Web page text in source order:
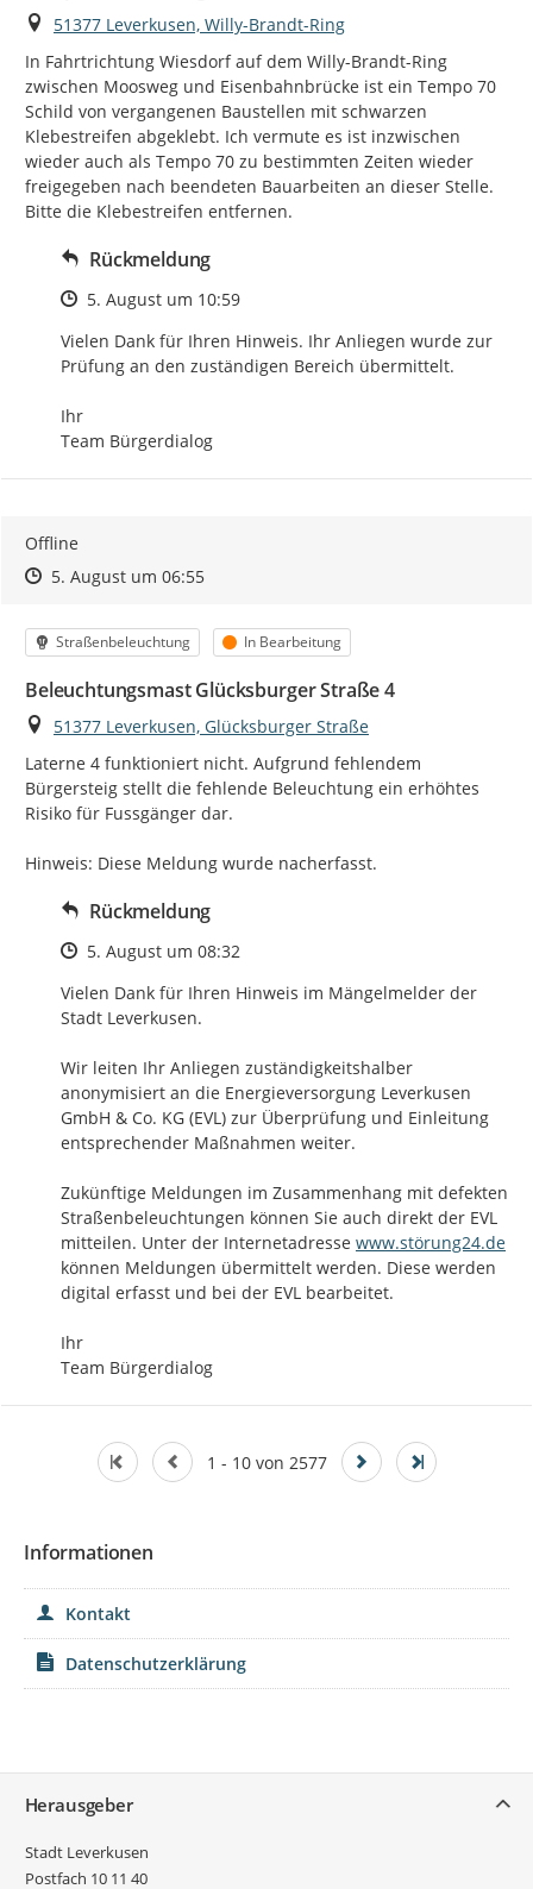
Ort
51377 Leverkusen, Willy-Brandt-Ring
In Fahrtrichtung Wiesdorf auf dem Willy-Brandt-Ring
zwischen Moosweg und Eisenbahnbrücke ist ein Tempo 70
Schild von vergangenen Baustellen mit schwarzen
Klebestreifen abgeklebt. Ich vermute es ist inzwischen
wieder auch als Tempo 70 zu bestimmten Zeiten wieder
freigegeben nach beendeten Bauarbeiten an dieser Stelle.
Bitte die Klebestreifen entfernen.
Rückmeldung
Zeitpunkt des Erstellens
5. August um 10:59
Vielen Dank für Ihren Hinweis. Ihr Anliegen wurde zur
Prüfung an den zuständigen Bereich übermittelt.
Ihr
Team Bürgerdialog
Offline
Zeitpunkt des Erstellens
Zeitpunkt des Erstellens
5. August um 06:55Zur Äußerung
Kategorie
Straßenbeleuchtung Status
In Bearbeitung
Beleuchtungsmast Glücksburger Straße 4
Ort
51377 Leverkusen, Glücksburger Straße
Laterne 4 funktioniert nicht. Aufgrund fehlendem
Bürgersteig stellt die fehlende Beleuchtung ein erhöhtes
Risiko für Fussgänger dar.
Hinweis: Diese Meldung wurde nacherfasst.
Rückmeldung
Zeitpunkt des Erstellens
5. August um 08:32
Vielen Dank für Ihren Hinweis im Mängelmelder der
Stadt Leverkusen.
Wir leiten Ihr Anliegen zuständigkeitshalber
anonymisiert an die Energieversorgung Leverkusen
GmbH & Co. KG (EVL) zur Überprüfung und Einleitung
entsprechender Maßnahmen weiter.
Zukünftige Meldungen im Zusammenhang mit defekten
Straßenbeleuchtungen können Sie auch direkt der EVL
mitteilen. Unter der Internetadresse http://
www.störung24.de
können Meldungen übermittelt werden. Diese werden
digital erfasst und bei der EVL bearbeitet.
Ihr
Team Bürgerdialog
1 - 10 von 2577
Informationen
Kontakt
Datenschutzerklärung
Herausgeber
Stadt Leverkusen
Postfach 10 11 40